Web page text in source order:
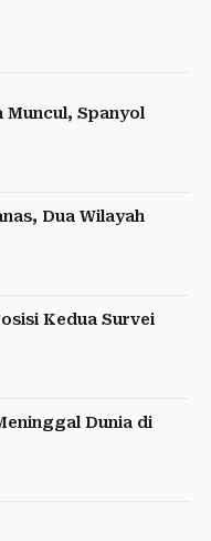
Muncul, Spanyol
Dua Wilayah
Kedua Survei
Dunia di